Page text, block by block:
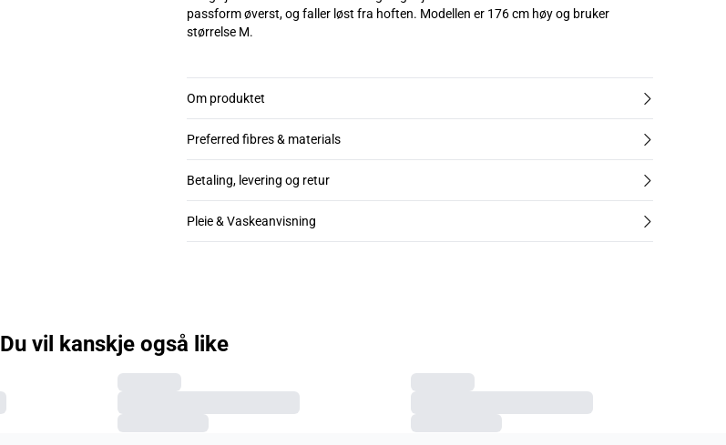
passform øverst, og faller løst fra hoften. Modellen er 176 cm høy og bruker
størrelse M.
Om produktet
Preferred fibres & materials
Betaling, levering og retur
Pleie & Vaskeanvisning
Du vil kanskje også like